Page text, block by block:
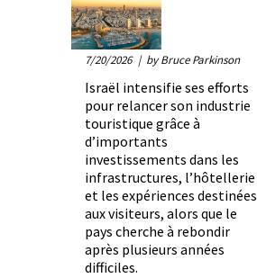
7/20/2026 | by Bruce Parkinson
Israël intensifie ses efforts
pour relancer son industrie
touristique grâce à
d’importants
investissements dans les
infrastructures, l’hôtellerie
et les expériences destinées
aux visiteurs, alors que le
pays cherche à rebondir
après plusieurs années
difficiles.